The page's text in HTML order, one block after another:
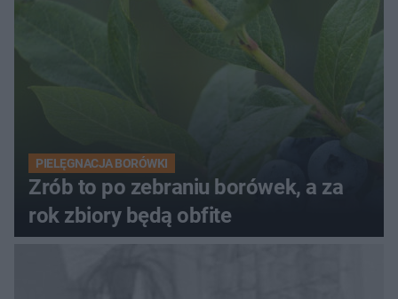
PIELĘGNACJA BORÓWKI
Zrób to po zebraniu borówek, a za
rok zbiory będą obfite